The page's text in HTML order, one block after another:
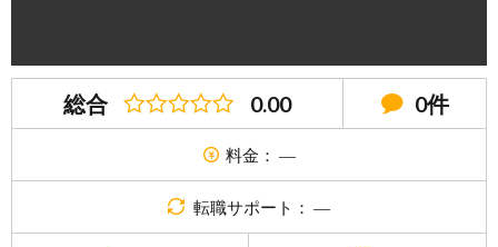
総合 0.00 0件
料金： ―
転職サポート： ―